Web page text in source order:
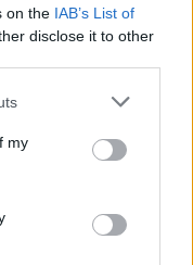
on the IAB’s List of
disclose it to other
one or more Google
You may click to
third-party tags to
in below Google
my
egyeztetett
hogy segítene